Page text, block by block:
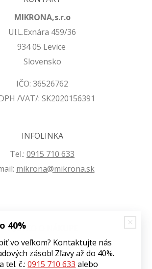
MIKRONA,s.r.o
Ul.L.Exnára 459/36
934 05 Levice
Slovensko
IČO: 36526762
/VAT/: SK2020156391
INFOLINKA
Tel.: 0915 710 633
mikrona@mikrona.sk
VŠETKO O NÁKUPE
Obchodné podmienky
osobných údajov
40%
vo veľkom? Kontaktujte nás
zásob! Zľavy až do 40%.
tel. č.:0915 710 633 alebo